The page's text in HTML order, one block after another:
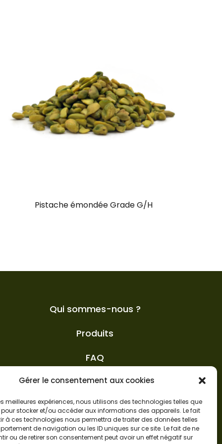
Gérer le consentement aux cookies
meilleures expériences, nous utilisons des technologies telles que
stocker et/ou accéder aux informations des appareils. Le fait
à ces technologies nous permettra de traiter des données telles
de navigation ou les ID uniques sur ce site. Le fait de ne
ou de retirer son consentement peut avoir un effet négatif sur
Pistache émondée Grade G/H
Qui sommes-nous ?
Produits
FAQ
Actualités